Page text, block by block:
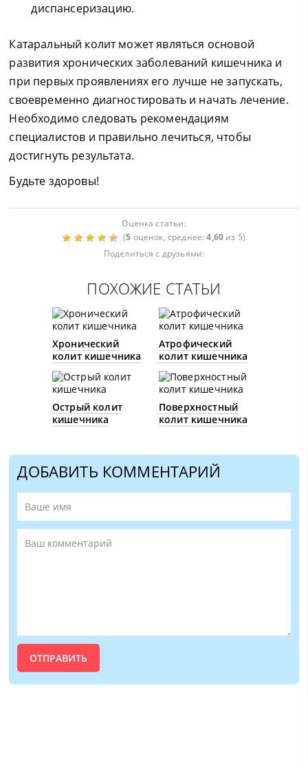
диспансеризацию.
Катаральный колит может являться основой
развития хронических заболеваний кишечника и
при первых проявлениях его лучше не запускать,
своевременно диагностировать и начать лечение.
Необходимо следовать рекомендациям
специалистов и правильно лечиться, чтобы
достигнуть результата.
Будьте здоровы!
Оценка статьи:
(5 оценок, среднее:4,60 из 5)
Поделиться с друзьями:
ПОХОЖИЕ СТАТЬИ
Хронический
колит кишечника
Атрофический
колит кишечника
Острый колит
кишечника
Поверхностный
колит кишечника
ДОБАВИТЬ КОММЕНТАРИЙ